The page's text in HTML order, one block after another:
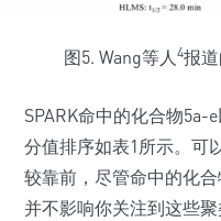
图5. Wang等人4报
SPARK命中的化合物
分值排序如表1所示。可
较靠前，尽管命中的化
并不影响你关注到这些